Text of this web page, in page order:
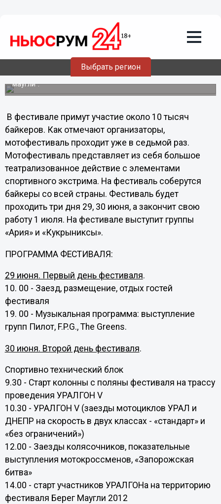
Выбрать регион
В выходные в Павлово пройдет
мотофестиваль "Берег Маугли"
29, 30 июня и 1 июля в городе Павлово около озера
Кузьминское пройдет ежегодный мотофестиваль "Берег
маугли".
В фестивале примут участие около 10 тысяч
байкеров. Как отмечают организаторы,
мотофестиваль проходит уже в седьмой раз.
Мотофестиваль представляет из себя большое
театрализованное действие с элементами
спортивного экстрима. На фестиваль соберутся
байкеры со всей страны. Фестиваль будет
проходить три дня 29, 30 июня, а закончит свою
работу 1 июля. На фестивале выступит группы
«Ария» и «Кукрыниксы».
ПРОГРАММА ФЕСТИВАЛЯ:
29 июня. Первый день фестиваля.
10. 00 - Заезд, размещение, отдых гостей
фестиваля
19. 00 - Музыкальная программа: выступление
групп Пилот, F.P.G., The Greens.
30 июня. Второй день фестиваля.
Спортивно технический блок
9.30 - Старт колонны с поляны фестиваля на трассу
проведения УРАЛГОН V
10.30 - УРАЛГОН V (заезды мотоциклов УРАЛ и
ДНЕПР на скорость в двух классах - «стандарт» и
«без ограничений»)
12.00 - Заезды колясочников, показательные
выступления мотокроссменов, «Запорожская
битва»
14.00 - старт участников УРАЛГОНа на территорию
фестиваля Берег Маугли 2012